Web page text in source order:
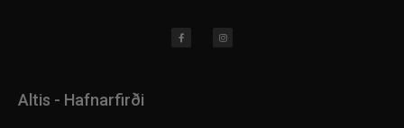
Altis - Hafnarfirði